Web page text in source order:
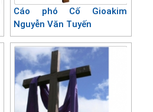
Cáo phó Cố Gioakim
Nguyễn Văn Tuyến